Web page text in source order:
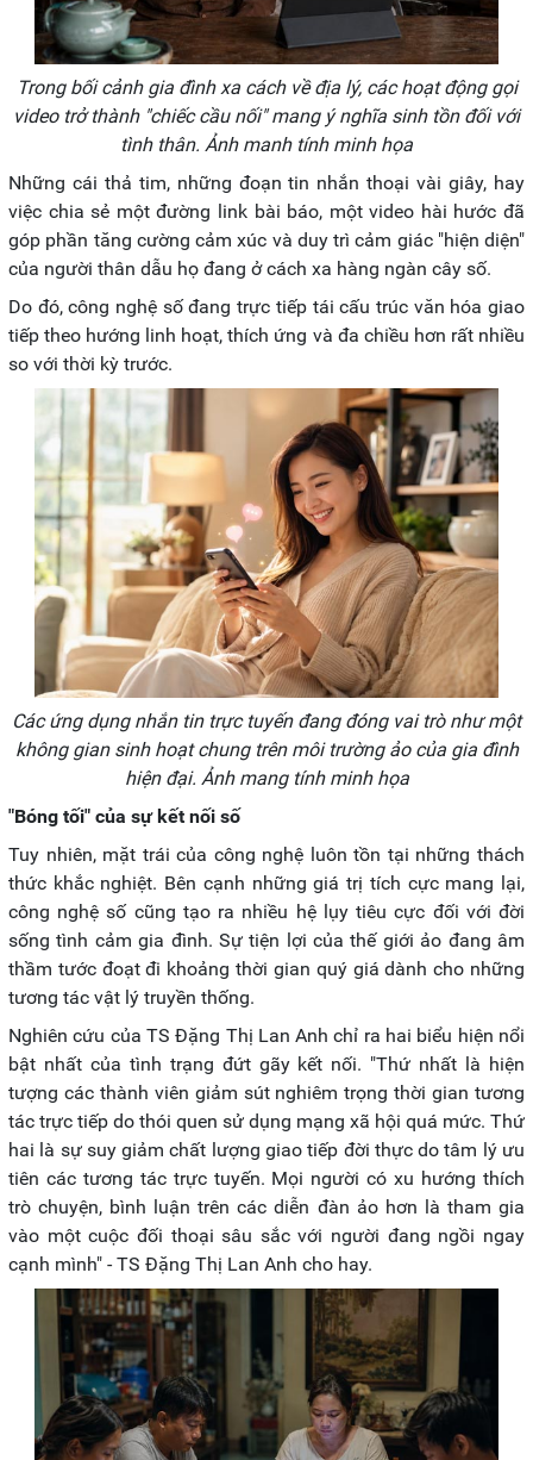
Trong bối cảnh gia đình xa cách về địa lý, các hoạt động gọi
video trở thành "chiếc cầu nối" mang ý nghĩa sinh tồn đối với
tình thân. Ảnh manh tính minh họa
Những cái thả tim, những đoạn tin nhắn thoại vài giây, hay
việc chia sẻ một đường link bài báo, một video hài hước đã
góp phần tăng cường cảm xúc và duy trì cảm giác "hiện diện"
của người thân dẫu họ đang ở cách xa hàng ngàn cây số.
Do đó, công nghệ số đang trực tiếp tái cấu trúc văn hóa giao
tiếp theo hướng linh hoạt, thích ứng và đa chiều hơn rất nhiều
so với thời kỳ trước.
Các ứng dụng nhắn tin trực tuyến đang đóng vai trò như một
không gian sinh hoạt chung trên môi trường ảo của gia đình
hiện đại. Ảnh mang tính minh họa
"Bóng tối" của sự kết nối số
Tuy nhiên, mặt trái của công nghệ luôn tồn tại những thách
thức khắc nghiệt. Bên cạnh những giá trị tích cực mang lại,
công nghệ số cũng tạo ra nhiều hệ lụy tiêu cực đối với đời
sống tình cảm gia đình. Sự tiện lợi của thế giới ảo đang âm
thầm tước đoạt đi khoảng thời gian quý giá dành cho những
tương tác vật lý truyền thống.
Nghiên cứu của TS Đặng Thị Lan Anh chỉ ra hai biểu hiện nổi
bật nhất của tình trạng đứt gãy kết nối. "Thứ nhất là hiện
tượng các thành viên giảm sút nghiêm trọng thời gian tương
tác trực tiếp do thói quen sử dụng mạng xã hội quá mức. Thứ
hai là sự suy giảm chất lượng giao tiếp đời thực do tâm lý ưu
tiên các tương tác trực tuyến. Mọi người có xu hướng thích
trò chuyện, bình luận trên các diễn đàn ảo hơn là tham gia
vào một cuộc đối thoại sâu sắc với người đang ngồi ngay
cạnh mình" - TS Đặng Thị Lan Anh cho hay.